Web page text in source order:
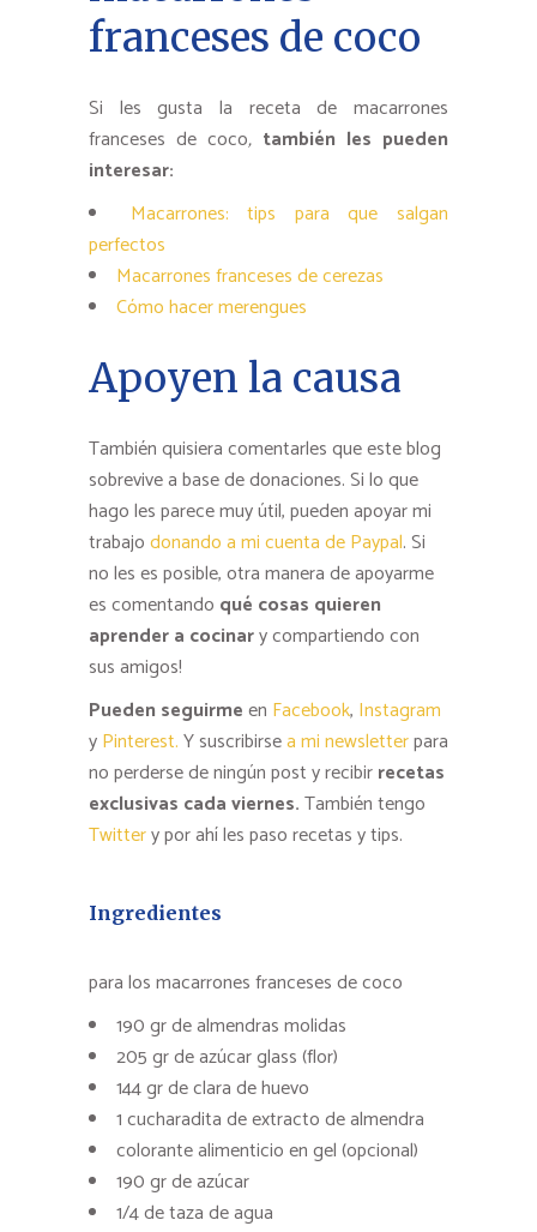
franceses de coco
Si les gusta la receta de macarrones
franceses de coco, también les pueden
interesar:
Macarrones: tips para que salgan
perfectos
Macarrones franceses de cerezas
Cómo hacer merengues
Apoyen la causa
También quisiera comentarles que este blog
sobrevive a base de donaciones. Si lo que
hago les parece muy útil, pueden apoyar mi
trabajodonando a mi cuenta de Paypal. Si
no les es posible, otra manera de apoyarme
es comentando qué cosas quieren
aprender a cocinary compartiendo con
sus amigos!
Pueden seguirmeen Facebook, Instagram
yPinterest.Y suscribirsea mi newsletterpara
no perderse de ningún post y recibirrecetas
exclusivas cada viernes.También tengo
Twittery por ahí les paso recetas y tips.
Ingredientes
para los macarrones franceses de coco
190 gr de almendras molidas
205 gr de azúcar glass (flor)
144 gr de clara de huevo
1 cucharadita de extracto de almendra
colorante alimenticio en gel (opcional)
190 gr de azúcar
1/4 de taza de agua